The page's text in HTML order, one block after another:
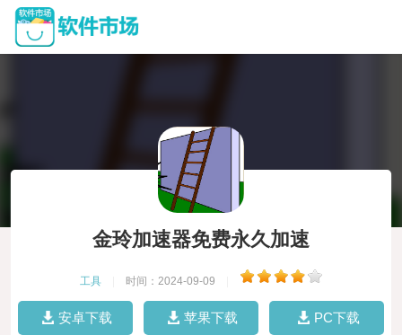
金玲加速器免费永久加速
工具 时间：2024-09-09
安卓下载 苹果下载 PC下载